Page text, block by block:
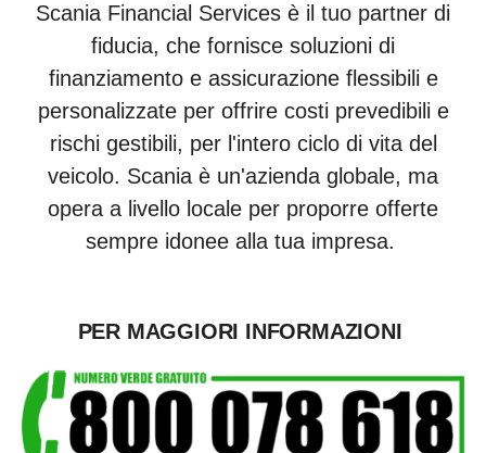
Scania Financial Services è il tuo partner di
fiducia, che fornisce soluzioni di
finanziamento e assicurazione flessibili e
personalizzate per offrire costi prevedibili e
rischi gestibili, per l'intero ciclo di vita del
veicolo. Scania è un'azienda globale, ma
opera a livello locale per proporre offerte
sempre idonee alla tua impresa.
PER MAGGIORI INFORMAZIONI